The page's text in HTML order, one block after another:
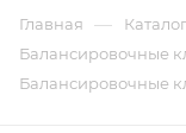
Главная — Каталог
Балансировочные
Балансировочные